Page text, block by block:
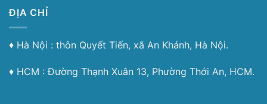
ĐỊA CHỈ
♦︎ Hà Nội : thôn Quyết Tiến, xã An Khánh, Hà Nội.
♦︎ HCM : Đường Thạnh Xuân 13, Phường Thới An, HCM.